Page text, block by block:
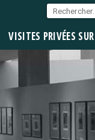
VISITES PRIVÉES